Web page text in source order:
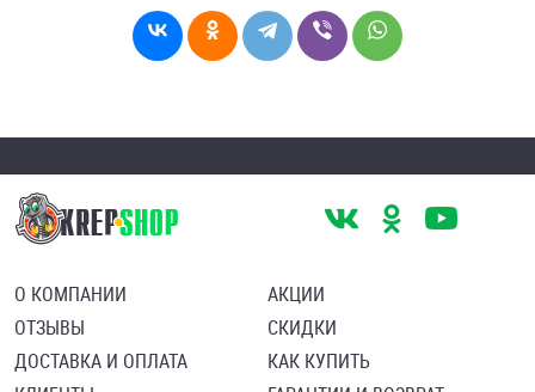
О КОМПАНИИ
ОТЗЫВЫ
ДОСТАВКА И ОПЛАТА
АКЦИИ
СКИДКИ
КАК КУПИТЬ